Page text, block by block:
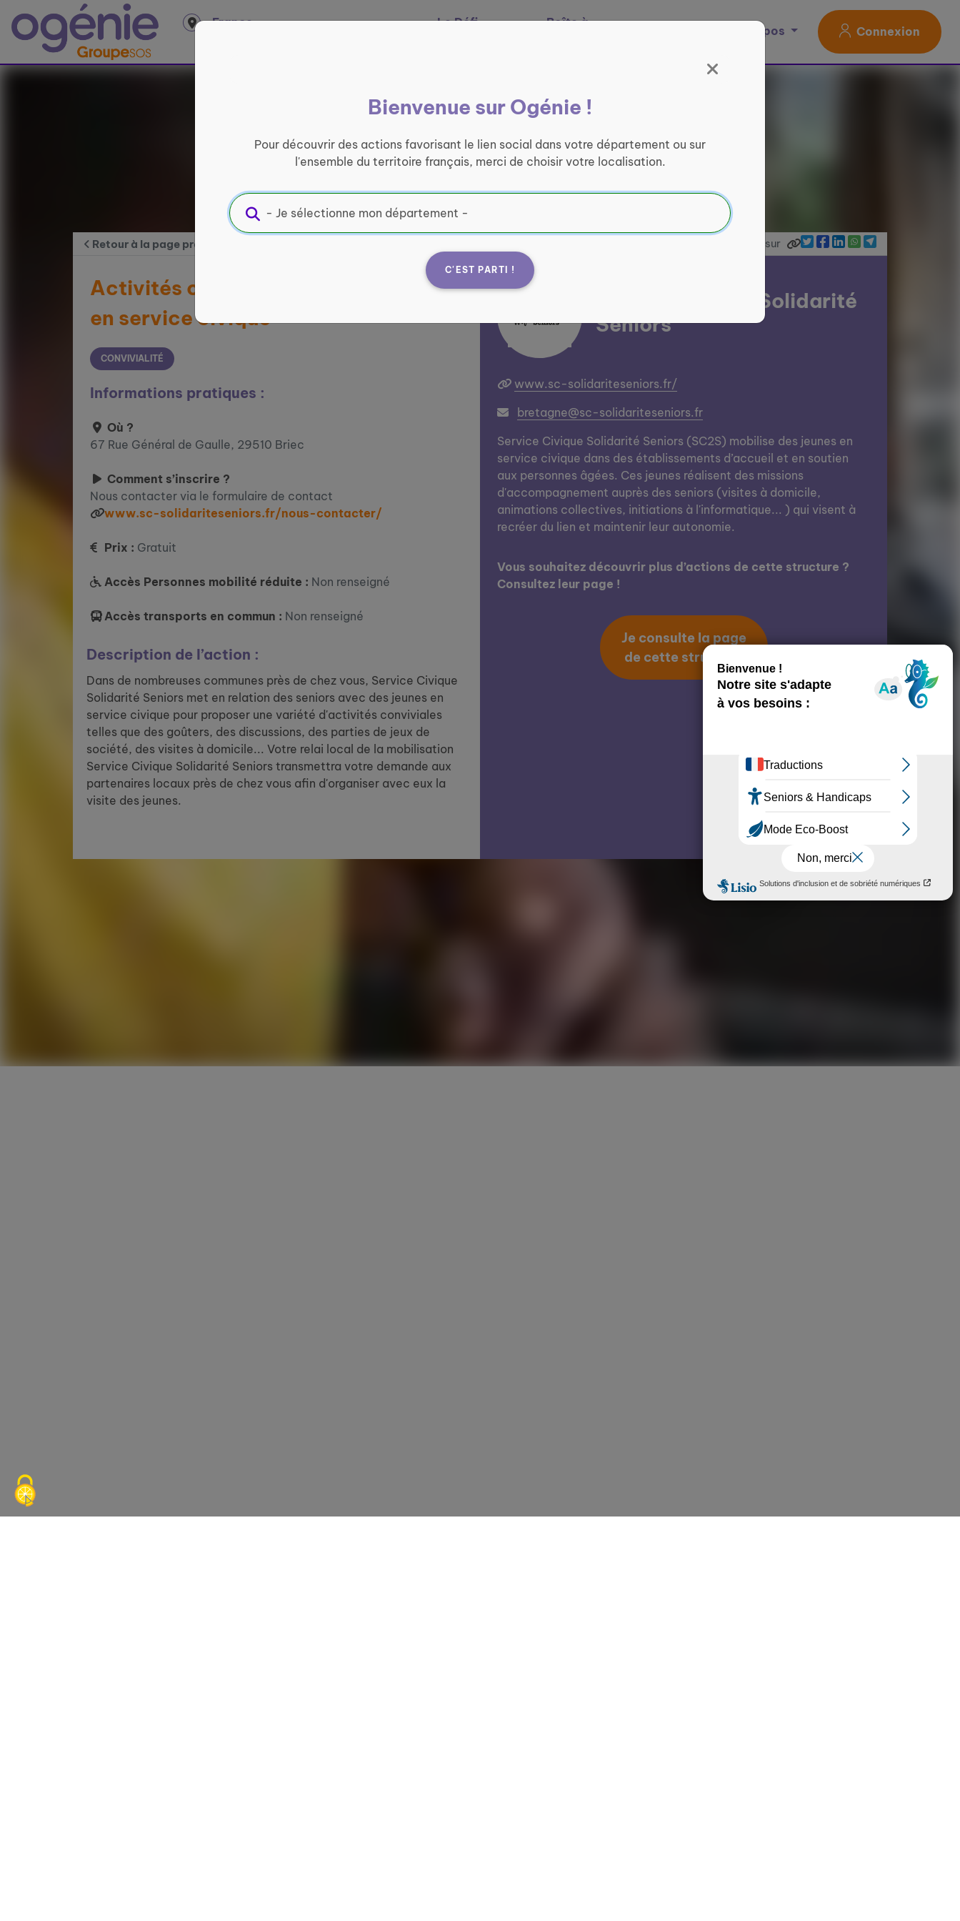
France
Le Défi
Boîte à
À propos Connexion
Bienvenue sur Ogénie !
Pour découvrir des actions favorisant le lien social dans votre département ou sur
l'ensemble du territoire français, merci de choisir votre localisation.
C'EST PARTI !
Retour à la page précédente Partager sur
Activités organisées par des jeunes
en service civique
CONVIVIALITÉ
Informations pratiques :
Où ?
67 Rue Général de Gaulle, 29510 Briec
Comment s’inscrire ?
Nous contacter via le formulaire de contact
www.sc-solidariteseniors.fr/nous-contacter/
Prix : Gratuit
Accès Personnes mobilité réduite : Non renseigné
Accès transports en commun : Non renseigné
Description de l’action :
Dans de nombreuses communes près de chez vous, Service Civique
Solidarité Seniors met en relation des seniors avec des jeunes en
service civique pour proposer une variété d'activités conviviales
telles que des goûters, des discussions, des parties de jeux de
société, des visites à domicile... Votre relai local de la mobilisation
Service Civique Solidarité Seniors transmettra votre demande aux
partenaires locaux près de chez vous afin d'organiser avec eux la
visite des jeunes.
Service Civique Solidarité
Seniors
www.sc-solidariteseniors.fr/
bretagne@sc-solidariteseniors.fr
Service Civique Solidarité Seniors (SC2S) mobilise des jeunes en
service civique dans des établissements d’accueil et en soutien
aux personnes âgées. Ces jeunes réalisent des missions
d'accompagnement auprès des seniors (visites à domicile,
animations collectives, initiations à l'informatique... ) qui visent à
recréer du lien et maintenir leur autonomie.
Vous souhaitez découvrir plus d’actions de cette structure ?
Consultez leur page !
Je consulte la page
de cette structure
Panneau de gestion des cookies